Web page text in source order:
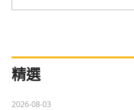
精選
2026-08-03